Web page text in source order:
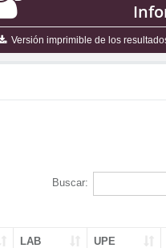
Versión imprimible de los
Buscar:
LAB UPE